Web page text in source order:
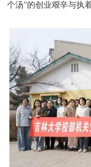
个汤”的创业艰辛与执